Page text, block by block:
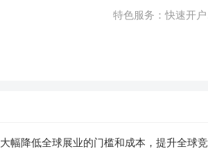
特色服务： 快速开
幅降低全球展业的门槛和成本，提升全球